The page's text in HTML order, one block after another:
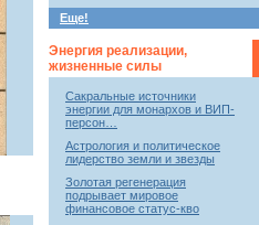
Еще!
Энергия реализации,
жизненные силы
Сакральные источники
энергии для монархов и ВИП-
персон…
Астрология и политическое
лидерство земли и звезды
Золотая регенерация
подрывает мировое
финансовое статус-кво